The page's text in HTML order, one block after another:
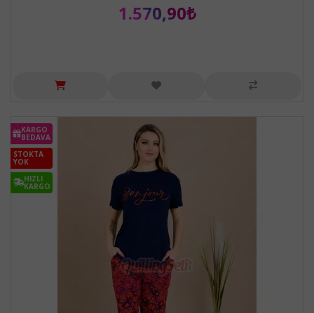
1.570,90₺
KARGO
BEDAVA
STOKTA
YOK
HIZLI
KARGO